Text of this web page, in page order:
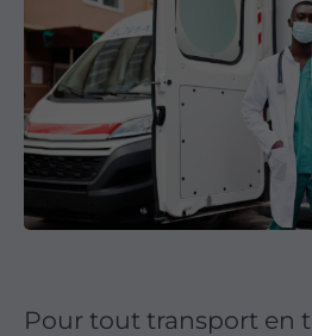
Pour tout transport en